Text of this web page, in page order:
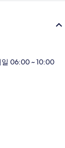
일 06:00 ~ 10:00